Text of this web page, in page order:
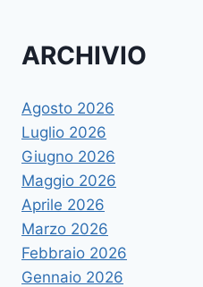
ARCHIVIO
Agosto 2026
Luglio 2026
Giugno 2026
Maggio 2026
Aprile 2026
Marzo 2026
Febbraio 2026
Gennaio 2026